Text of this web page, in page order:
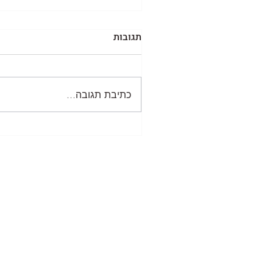
ניהול כספים במיקור חוץ
תגובות
כתיבת תגובה...